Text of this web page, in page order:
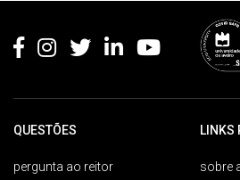
QUESTÕES
pergunta ao reitor
LINKS
sobre